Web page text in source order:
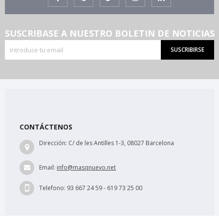
SUSCRIBASE A NUESTRO BOLETIN DE NOTICIAS
SUSCRIBIRSE
CONTÁCTENOS
Dirección: C/ de les Antilles 1-3, 08027 Barcelona
Email: info@masqnuevo.net
Telefono: 93 667 24 59 - 619 73 25 00